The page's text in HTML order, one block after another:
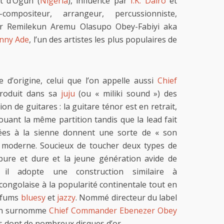
arrangeur, percussionniste,
Aremu Olasupo Obey-Fabiyi aka
Ade, l’un des artistes les plus populaires de
celui que l’on appelle aussi Chief
dans sa juju (ou « miliki sound ») des
de guitares : la guitare ténor est en retrait,
la même partition tandis que la lead fait
à la sienne donnent une sorte de « son
Soucieux de toucher deux types de
et dure et la jeune génération avide de
il adopte une construction similaire à
à la popularité continentale tout en
bluesyet jazzy. Nommé directeur du label
surnommeChief Commander Ebenezer Obey